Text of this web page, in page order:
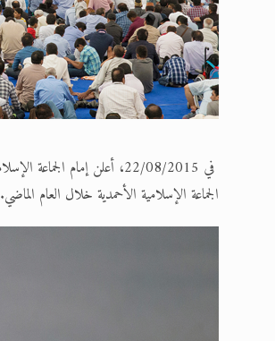
الجماعة الإسلامية الأحمدية خلال العام الماضي.